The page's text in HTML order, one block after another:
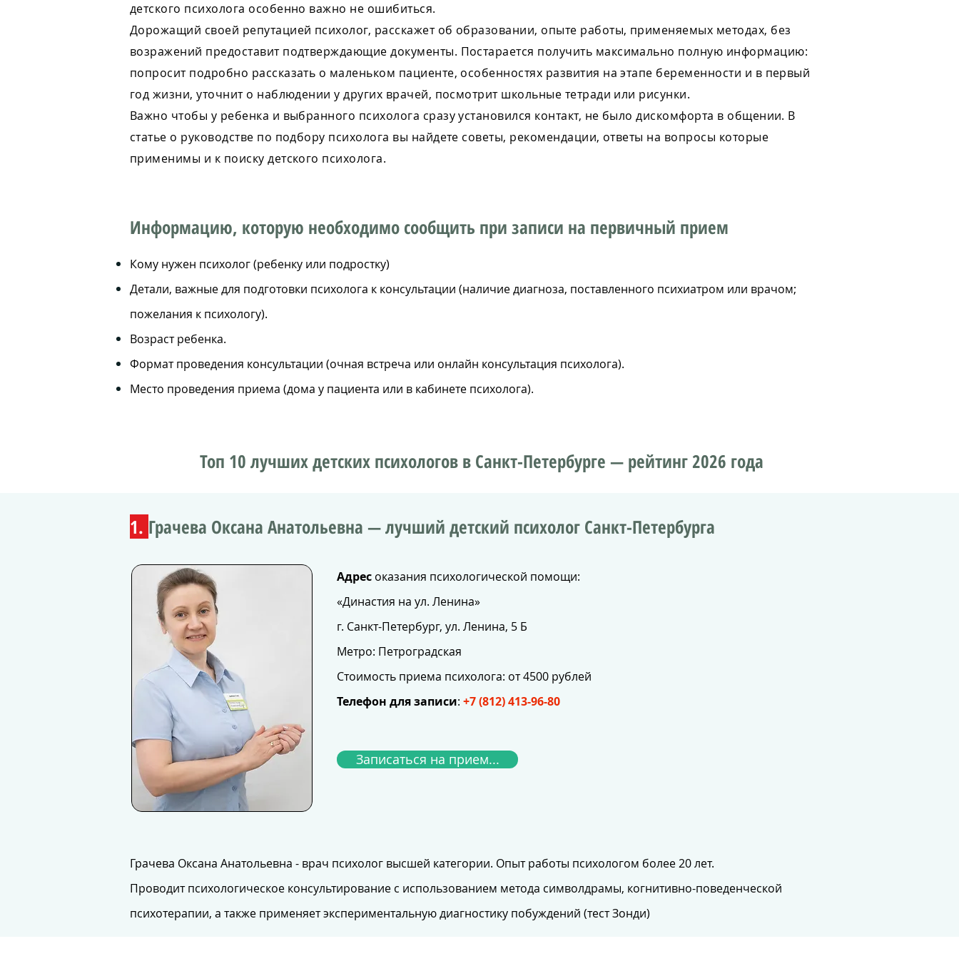
детского психолога особенно важно не ошибиться.
Дорожащий своей репутацией психолог, расскажет об образовании, опыте работы, применяемых методах, без
возражений предоставит подтверждающие документы. Постарается получить максимально полную информацию:
попросит подробно рассказать о маленьком пациенте, особенностях развития на этапе беременности и в первый
год жизни, уточнит о наблюдении у других врачей, посмотрит школьные тетради или рисунки.
Важно чтобы у ребенка и выбранного психолога сразу установился контакт, не было дискомфорта в общении. В
статье о руководстве по подбору психолога вы найдете советы, рекомендации, ответы на вопросы которые
применимы и к поиску детского психолога.
Информацию, которую необходимо сообщить при записи на первичный прием
Кому нужен психолог (ребенку или подростку)
Детали, важные для подготовки психолога к консультации (наличие диагноза, поставленного психиатром или врачом;
пожелания к психологу).
Возраст ребенка.
Формат проведения консультации (очная встреча или онлайн консультация психолога).
Место проведения приема (дома у пациента или в кабинете психолога).
Топ 10 лучших детских психологов в Санкт-Петербурге — рейтинг 2026 года
1. Грачева Оксана Анатольевна — лучший детский психолог Санкт-Петербурга
Адрес оказания психологической помощи:
«Династия на ул. Ленина»
г. Санкт-Петербург, ул. Ленина, 5 Б
Метро: Петроградская
Стоимость приема психолога: от 4500 рублей
Телефон для записи: +7 (812) 413-96-80
Записаться на прием...
Грачева Оксана Анатольевна - врач психолог высшей категории. Опыт работы психологом более 20 лет.
Проводит психологическое консультирование с использованием метода символдрамы, когнитивно-поведенческой
психотерапии, а также применяет экспериментальную диагностику побуждений (тест Зонди)